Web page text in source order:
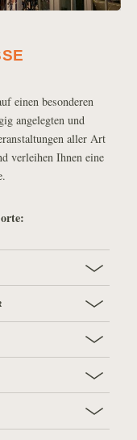
einen besonderen
angelegten und
aller Art
verleihen Ihnen eine